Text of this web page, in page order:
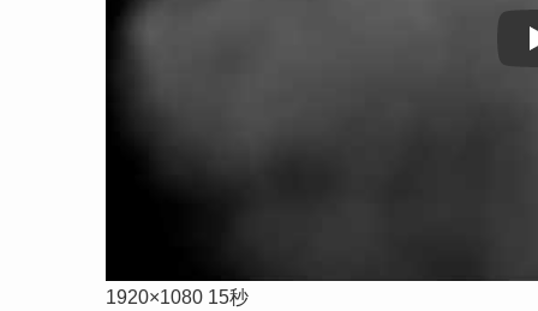
1920×1080 15秒